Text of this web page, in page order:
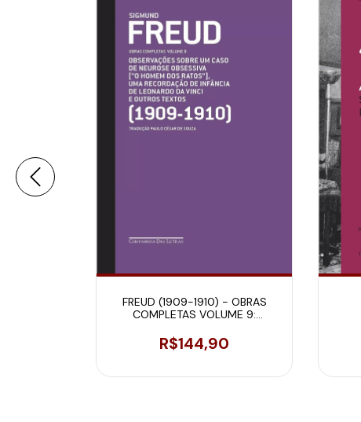
FREUD (1909-1910) - OBRAS
COMPLETAS VOLUME 9:
DE NEUROSE OBSESSIVA ["O
HOMEM DOS RATOS"] E OUTROS
R$144,90